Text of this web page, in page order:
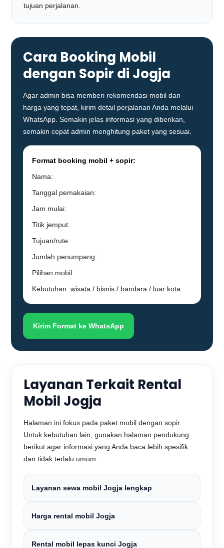
tujuan perjalanan.
Cara Booking Mobil
dengan Sopir di Jogja
Agar admin bisa memberi rekomendasi mobil dan
harga yang tepat, kirim detail perjalanan Anda melalui
WhatsApp. Semakin jelas informasi yang diberikan,
semakin cepat admin menghitung paket yang sesuai.
Format booking mobil + sopir:
Nama:
Tanggal pemakaian:
Jam mulai:
Titik jemput:
Tujuan/rute:
Jumlah penumpang:
Pilihan mobil:
Kebutuhan: wisata / bisnis / bandara / luar kota
Kirim Format ke WhatsApp
Layanan Terkait Rental
Mobil Jogja
Halaman ini fokus pada paket mobil dengan sopir.
Untuk kebutuhan lain, gunakan halaman pendukung
berikut agar informasi yang Anda baca lebih spesifik
dan tidak terlalu umum.
Layanan sewa mobil Jogja lengkap
Harga rental mobil Jogja
Rental mobil lepas kunci Jogja